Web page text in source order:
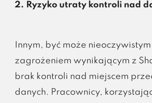
2. Ryzyko utraty kontroli nad
Innym, być może nieoczywistym
zagrożeniem wynikającym z
brak kontroli nad miejscem
danych. Pracownicy,